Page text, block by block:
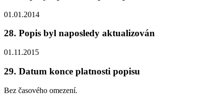
01.01.2014
28. Popis byl naposledy aktualizován
01.11.2015
29. Datum konce platnosti popisu
Bez časového omezení.